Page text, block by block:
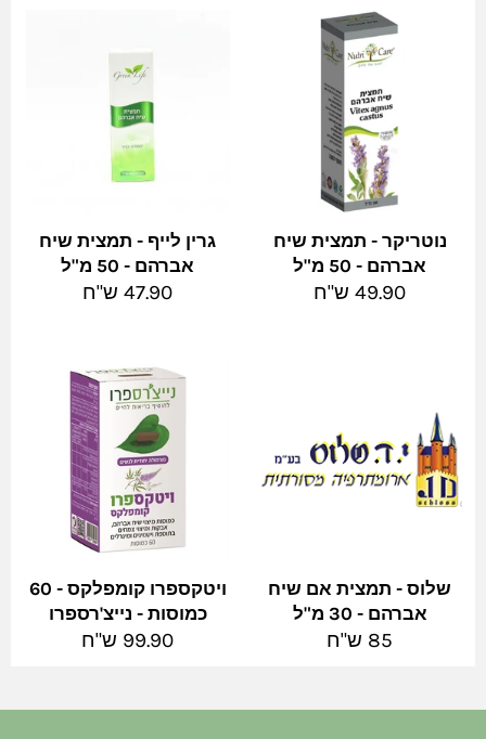
גרין לייף - תמצית שיח
אברהם - 50 מ"ל
מחיר
47.90 ש"ח
נוטריקר - תמצית שיח
אברהם - 50 מ"ל
מחיר
49.90 ש"ח
ויטקספרו קומפלקס - 60
כמוסות - נייצ'רספרו
מחיר
99.90 ש"ח
שלוס - תמצית אם שיח
אברהם - 30 מ"ל
מחיר
85 ש"ח